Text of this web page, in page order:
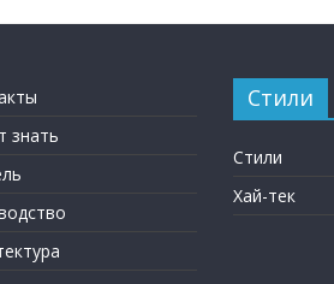
знать
Стили
Стили
Хай-тек